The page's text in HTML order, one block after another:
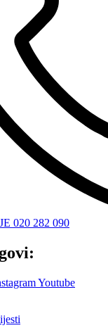
020 282 090
Youtube